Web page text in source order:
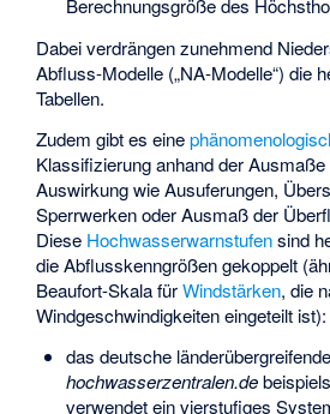
Berechnungsgröße des
Dabei verdrängen zunehmend
Abfluss-Modelle („NA-Modelle“) die
Tabellen.
Zudem gibt es eine
Klassifizierung anhand der Ausmaße
Auswirkung wie Ausuferungen,
Sperrwerken oder Ausmaß der
Diese Hochwasserwarnstufensind
die Abflusskenngrößen gekoppelt
Beaufort-SkalafürWindstärken, die
Windgeschwindigkeiten eingeteilt ist):
das deutsche
hochwasserzentralen.de
verwendet ein vierstufiges